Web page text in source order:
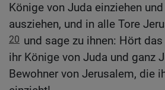
Könige von Juda einziehen
ausziehen, und in alle Tore
20 und sage zu ihnen: Hört
ihr Könige von Juda und ganz
Bewohner von Jerusalem, die